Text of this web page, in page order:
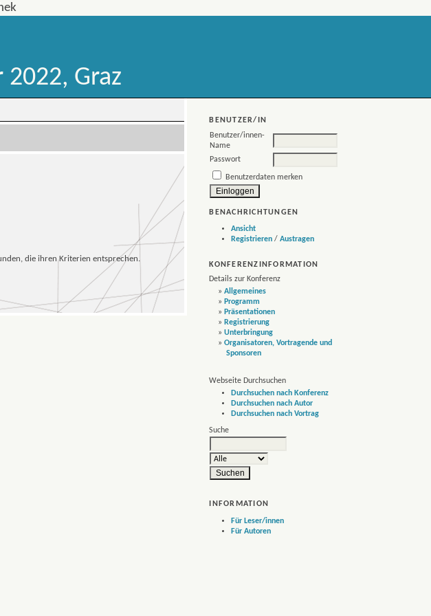
Graz
BENUTZER/IN
Benutzer/innen-
Name
Passwort
Benutzerdaten merken
BENACHRICHTUNGEN
Ansicht
Registrieren/ Austragen
KONFERENZINFORMATION
Details zur Konferenz
» Allgemeines
» Programm
» Präsentationen
» Registrierung
» Unterbringung
» Organisatoren, Vortragende und
Sponsoren
Webseite Durchsuchen
Durchsuchen nach Konferenz
Durchsuchen nach Autor
Durchsuchen nach Vortrag
Suche
INFORMATION
Für Leser/innen
Für Autoren
die ihren Kriterien entsprechen.